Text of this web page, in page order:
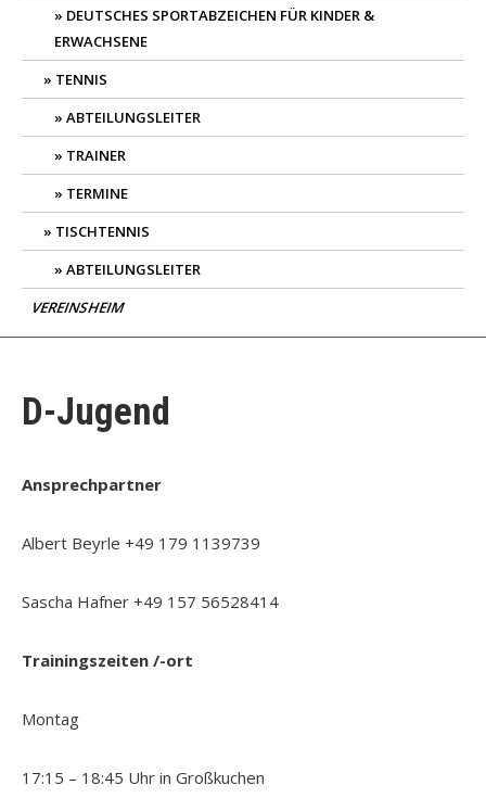
DEUTSCHES SPORTABZEICHEN FÜR KINDER &
ERWACHSENE
TENNIS
ABTEILUNGSLEITER
TRAINER
TERMINE
TISCHTENNIS
ABTEILUNGSLEITER
VEREINSHEIM
D-Jugend
Ansprechpartner
Albert Beyrle +49 179 1139739
Sascha Hafner +49 157 56528414
Trainingszeiten /-ort
Montag
17:15 – 18:45 Uhr in Großkuchen